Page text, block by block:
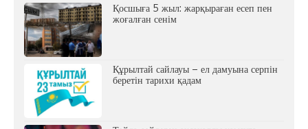
Қосшыға 5 жыл: жарқыраған есеп пен
жоғалған сенім
Құрылтай сайлауы – ел дамуына серпін
беретін тарихи қадам